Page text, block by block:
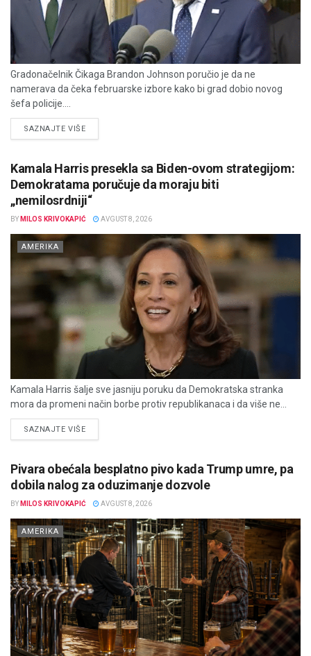
Gradonačelnik Čikaga Brandon Johnson poručio je da ne
namerava da čeka februarske izbore kako bi grad dobio novog
šefa policije....
SAZNAJTE VIŠEDETAILS
Kamala Harris presekla sa Biden-ovom strategijom:
Demokratama poručuje da moraju biti
„nemilosrdniji“
BY MILOS KRIVOKAPIĆ AVGUST 8, 2026
AMERIKA
Kamala Harris šalje sve jasniju poruku da Demokratska stranka
mora da promeni način borbe protiv republikanaca i da više ne...
SAZNAJTE VIŠEDETAILS
Pivara obećala besplatno pivo kada Trump umre, pa
dobila nalog za oduzimanje dozvole
BY MILOS KRIVOKAPIĆ AVGUST 8, 2026
AMERIKA